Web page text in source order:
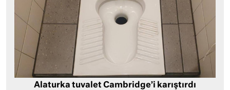
Alaturka tuvalet Cambridge’i karıştırdı